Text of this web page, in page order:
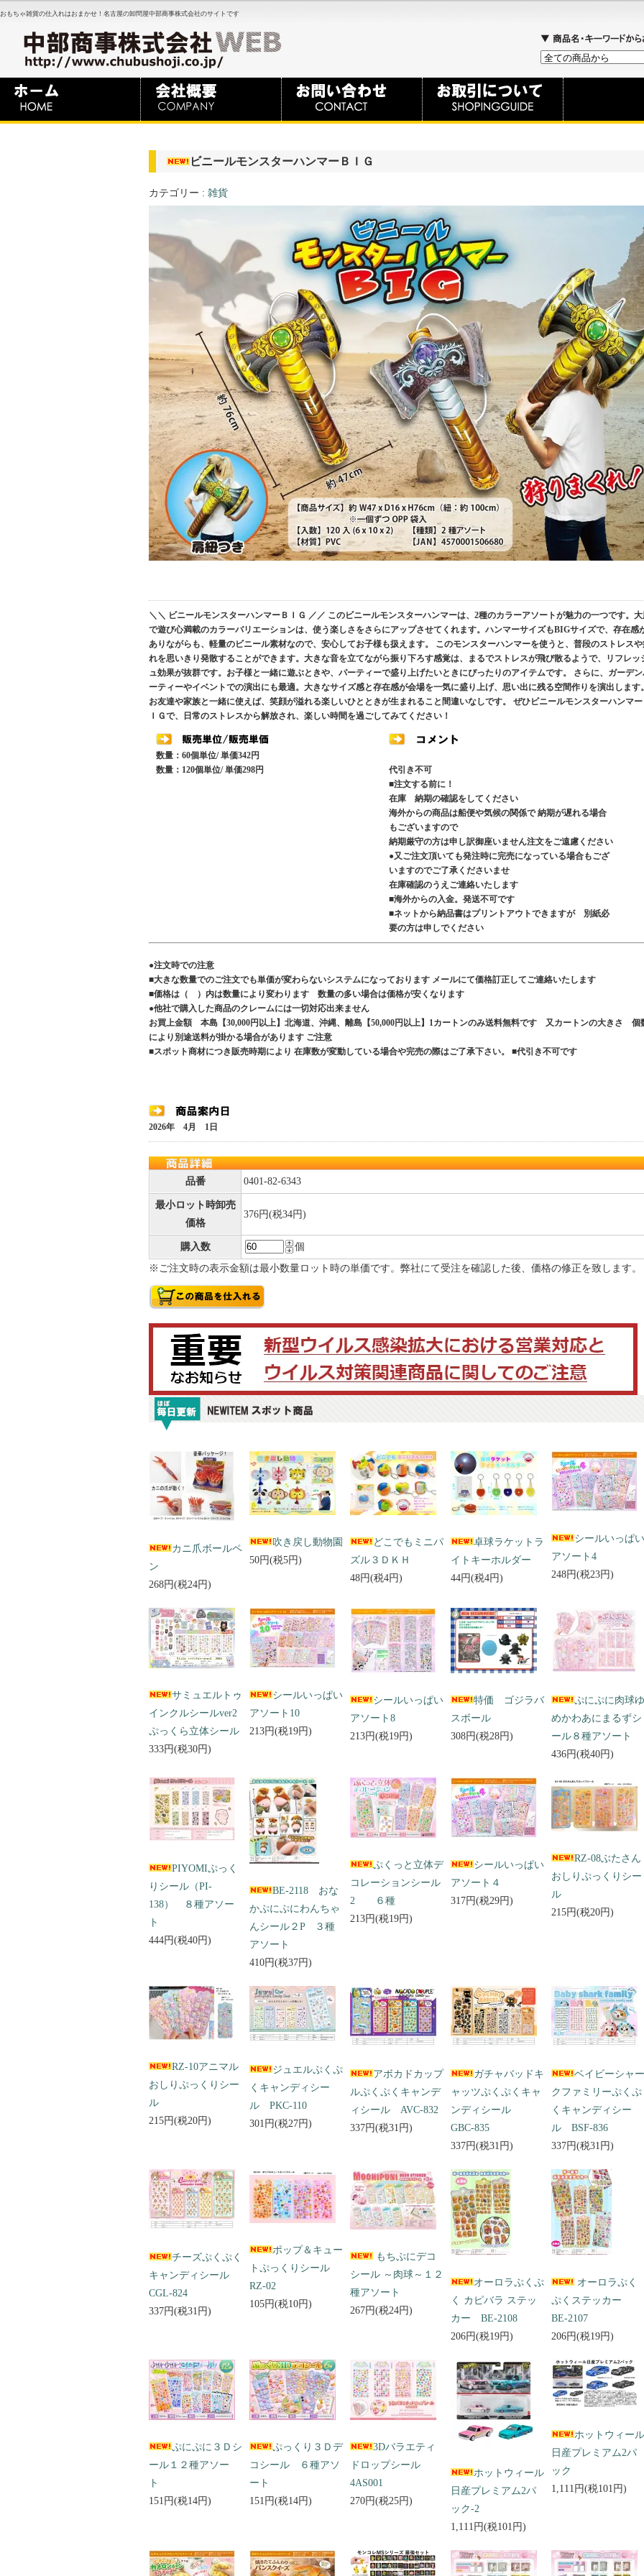
おもちゃ雑貨の仕入れはおまかせ！名古屋の卸問屋中部商事株式会社のサイトです
ビニールモンスターハンマーＢＩＧ
カテゴリー : 雑貨
＼＼ ビニールモンスターハンマーＢＩＧ ／／ このビニールモンスターハンマーは、2種のカラーアソートが魅力の一つです。
で遊び心満載のカラーバリエーションは、使う楽しさをさらにアップさせてくれます。ハンマーサイズもBIGサイズで、存在感
ありながらも、軽量のビニール素材なので、安心してお子様も扱えます。 このモンスターハンマーを使うと、普段のストレス
れを思いきり発散することができます。大きな音を立てながら振り下ろす感覚は、まるでストレスが飛び散るようで、リフレッ
ュ効果が抜群です。お子様と一緒に遊ぶときや、パーティーで盛り上げたいときにぴったりのアイテムです。 さらに、ガーデ
ーティーやイベントでの演出にも最適。大きなサイズ感と存在感が会場を一気に盛り上げ、思い出に残る空間作りを演出します
お友達や家族と一緒に使えば、笑顔が溢れる楽しいひとときが生まれること間違いなしです。 ぜひビニールモンスターハンマ
ＩＧで、日常のストレスから解放され、楽しい時間を過ごしてみてください！
数量：60個単位/ 単価342円
数量：120個単位/ 単価298円
代引き不可
■注文する前に！
在庫 納期の確認をしてください
海外からの商品は船便や気候の関係で 納期が遅れる場合
もございますので
納期厳守の方は申し訳御座いません注文をご遠慮ください
●又ご注文頂いても発注時に完売になっている場合もござ
いますのでご了承くださいませ
在庫確認のうえご連絡いたします
■海外からの入金。発送不可です
■ネットから納品書はプリントアウトできますが 別紙必
要の方は申しでください
●注文時での注意
■大きな数量でのご注文でも単価が変わらないシステムになっております メールにて価格訂正してご連絡いたします
■価格は（ ）内は数量により変わります 数量の多い場合は価格が安くなります
●他社で購入した商品のクレームには一切対応出来ません
お買上金額 本島【30,000円以上】北海道、沖縄、離島【50,000円以上】1カートンのみ送料無料です 又カートンの大きさ 個
により別途送料が掛かる場合があります ご注意
■スポット商材につき販売時期により 在庫数が変動している場合や完売の際はご了承下さい。 ■代引き不可です
2026年 4月 1日
品番 0401-82-6343
最小ロット時卸売
価格
376円(税34円)
購入数
個
※ご注文時の表示金額は最小数量ロット時の単価です。弊社にて受注を確認した後、価格の修正を致します。
カニ爪ボールペ
ン
268円(税24円)
吹き戻し動物園
50円(税5円)
どこでもミニパ
ズル３ＤＫＨ
48円(税4円)
卓球ラケットラ
イトキーホルダー
44円(税4円)
シールいっぱい
アソート4
248円(税23円)
サミュエルトゥ
インクルシールver2
ぷっくら立体シール
333円(税30円)
シールいっぱい
アソート10
213円(税19円)
シールいっぱい
アソート8
213円(税19円)
特価 ゴジラバ
スボール
308円(税28円)
ぷにぷに肉球ゆ
めかわあにまるずシ
ール８種アソート
436円(税40円)
PIYOMIぷっく
りシール（PI-
138） ８種アソー
ト
444円(税40円)
BE-2118 おな
かぷにぷにわんちゃ
んシール２P ３種
アソート
410円(税37円)
ぷくっと立体デ
コレーションシール
2 ６種
213円(税19円)
シールいっぱい
アソート４
317円(税29円)
RZ-08ぶたさん
おしりぷっくりシー
ル
215円(税20円)
RZ-10アニマル
おしりぷっくりシー
ル
215円(税20円)
ジュエルぷくぷ
くキャンディシー
ル PKC-110
301円(税27円)
アボカドカップ
ルぷくぷくキャンデ
ィシール AVC-832
337円(税31円)
ガチャバッドキ
ャッツぷくぷくキャ
ンディシール
GBC-835
337円(税31円)
ベイビーシャー
クファミリーぷくぷ
くキャンディシー
ル BSF-836
337円(税31円)
チーズぷくぷく
キャンディシール
CGL-824
337円(税31円)
ポップ＆キュー
トぷっくりシール
RZ-02
105円(税10円)
もちぷにデコ
シール ～肉球～１２
種アソート
267円(税24円)
オーロラぷくぷ
く カピバラ ステッ
カー BE-2108
206円(税19円)
オーロラぷく
ぷくステッカー
BE-2107
206円(税19円)
ぷにぷに３Ｄシ
ール１２種アソー
ト
151円(税14円)
ぷっくり３Ｄデ
コシール ６種アソ
ート
151円(税14円)
3Dバラエティ
ドロップシール
4AS001
270円(税25円)
ホットウィール
日産プレミアム2パ
ック-2
1,111円(税101円)
ホットウィール
日産プレミアム2パ
ック
1,111円(税101円)